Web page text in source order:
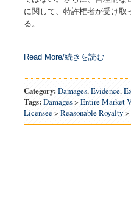
に関して、特許権者が受け取
る。
Read More/続きを読む
Category: Damages,Evidence,
Tags: Damages>Entire Market
Licensee>Reasonable Royalty>